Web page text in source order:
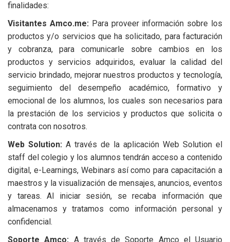
finalidades:
Visitantes Amco.me:Para proveer información sobre los
productos y/o servicios que ha solicitado, para facturación
y cobranza, para comunicarle sobre cambios en los
productos y servicios adquiridos, evaluar la calidad del
servicio brindado, mejorar nuestros productos y tecnología,
seguimiento del desempeño académico, formativo y
emocional de los alumnos, los cuales son necesarios para
la prestación de los servicios y productos que solicita o
contrata con nosotros.
Web Solution: A través de la aplicación Web Solution el
staff del colegio y los alumnos tendrán acceso a contenido
digital, e-Learnings, Webinars así como para capacitación a
maestros y la visualización de mensajes, anuncios, eventos
y tareas. Al iniciar sesión, se recaba información que
almacenamos y tratamos como información personal y
confidencial.
Soporte Amco: A través de Soporte Amco el Usuario